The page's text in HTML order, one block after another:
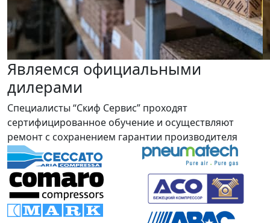
Являемся официальными
дилерами
Специалисты “Скиф Сервис” проходят
сертифицированное обучение и осуществляют
ремонт с сохранением гарантии производителя